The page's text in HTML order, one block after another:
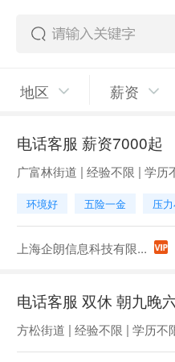
地区 薪资
电话客服 薪资7000起
广富林街道 | 经验不限 | 学历
环境好 五险一金 压
上海企朗信息科技有限...
电话客服 双休 朝九晚
方松街道 | 经验不限 | 学历不